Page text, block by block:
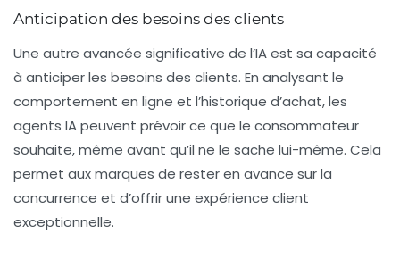
Anticipation des besoins des clients
Une autre avancée significative de l’IA est sa capacité
à anticiper les besoins des clients. En analysant le
comportement en ligne et l’historique d’achat, les
agents IA peuvent prévoir ce que le consommateur
souhaite, même avant qu’il ne le sache lui-même. Cela
permet aux marques de rester en avance sur la
concurrence et d’offrir une expérience client
exceptionnelle.